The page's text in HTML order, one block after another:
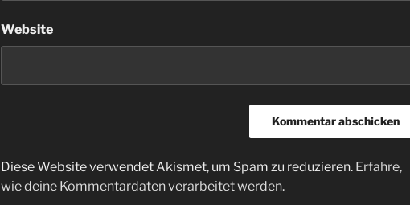
Website
Diese Website verwendet Akismet, um Spam zu reduzieren. Erfahre,
wie deine Kommentardaten verarbeitet werden.